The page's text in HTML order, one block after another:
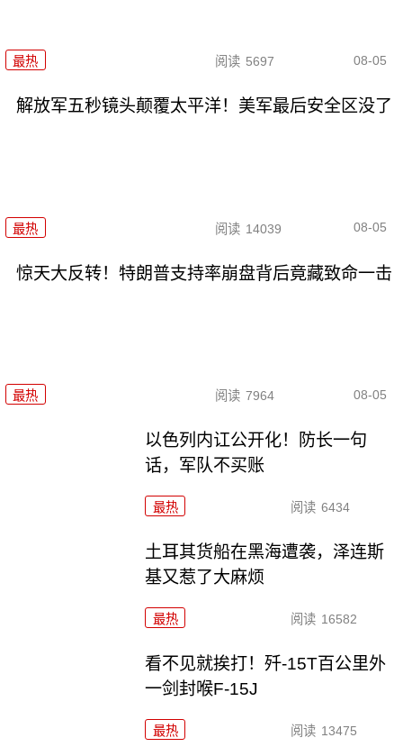
最热 阅读 5697 08-05
解放军五秒镜头颠覆太平洋！美军最后安全区没了
最热 阅读 14039 08-05
惊天大反转！特朗普支持率崩盘背后竟藏致命一击
最热 阅读 7964 08-05
以色列内讧公开化！防长一句
话，军队不买账
最热 阅读 6434
土耳其货船在黑海遭袭，泽连斯
基又惹了大麻烦
最热 阅读 16582
看不见就挨打！歼-15T百公里外
一剑封喉F-15J
最热 阅读 13475